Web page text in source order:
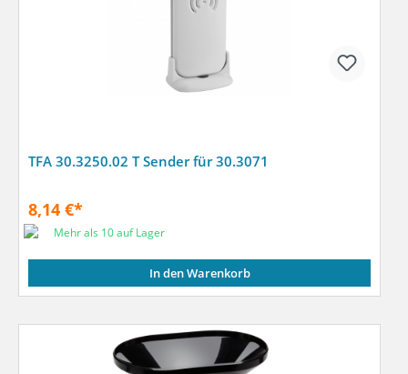
TFA 30.3250.02 T Sender für 30.3071
8,14 €*
Mehr als 10 auf Lager
In den Warenkorb